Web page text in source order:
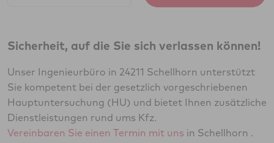
Sicherheit, auf die Sie sich verlassen können!
Unser Ingenieurbüro in 24211 Schellhorn unterstützt
Sie kompetent bei der gesetzlich vorgeschriebenen
Hauptuntersuchung (HU) und bietet Ihnen zusätzliche
Dienstleistungen rund ums Kfz.
Vereinbaren Sie einen Termin mit uns in Schellhorn .